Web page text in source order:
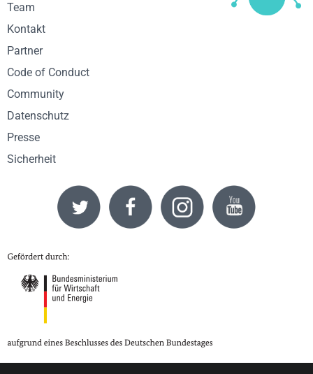
Team
Kontakt
Partner
Code of Conduct
Community
Datenschutz
Presse
Sicherheit